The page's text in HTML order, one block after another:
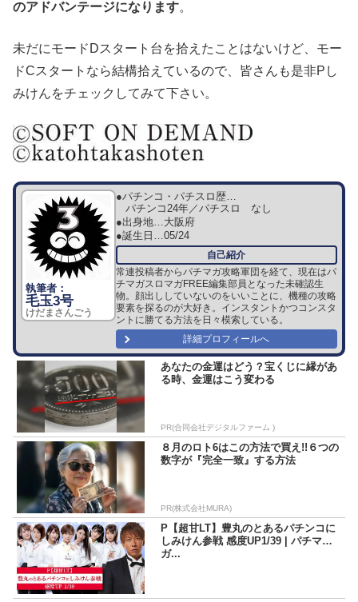
のアドバンテージになります。
未だにモードDスタート台を拾えたことはないけど、モー
ドCスタートなら結構拾えているので、皆さんも是非Pし
みけんをチェックしてみて下さい。
毛玉3号
けだまさんごう
●パチンコ・パチスロ歴…
パチンコ24年／パチスロ なし
●出身地…大阪府
●誕生日…05/24
常連投稿者からパチマガ攻略軍団を経て、現在はパ
チマガスロマガFREE編集部員となった未確認生
物。顔出ししていないのをいいことに、機種の攻略
要素を探るのが大好き。インスタントかつコンスタ
ントに勝てる方法を日々模索している。
詳細プロフィールへ
あなたの金運はどう？宝くじに縁があ
る時、金運はこう変わる
PR(合同会社デジタルファーム )
８月のロト6はこの方法で買え!!６つの
数字が『完全一致』する方法
PR(株式会社MURA)
P【超甘LT】豊丸のとあるパチンコに
しみけん参戦 感度UP1/39 | パチマ
ガ...